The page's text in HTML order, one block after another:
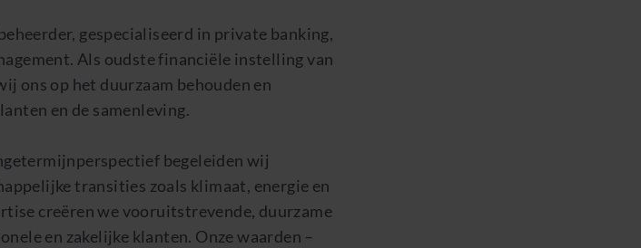
gespecialiseerd in private banking,
Als oudste financiële instelling van
ons op het duurzaam behouden en
en de samenleving.
begeleiden wij
transities zoals klimaat, energie en
creëren we vooruitstrevende, duurzame
en zakelijke klanten. Onze waarden –